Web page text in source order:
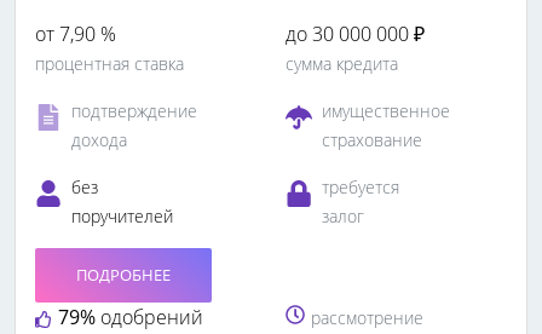
от 7,90 %
процентная ставка
до 30 000 000 ₽
сумма кредита
подтверждение
дохода
имущественное
страхование
без
поручителей
требуется
залог
79% одобрений
ПОДРОБНЕЕ
рассмотрение